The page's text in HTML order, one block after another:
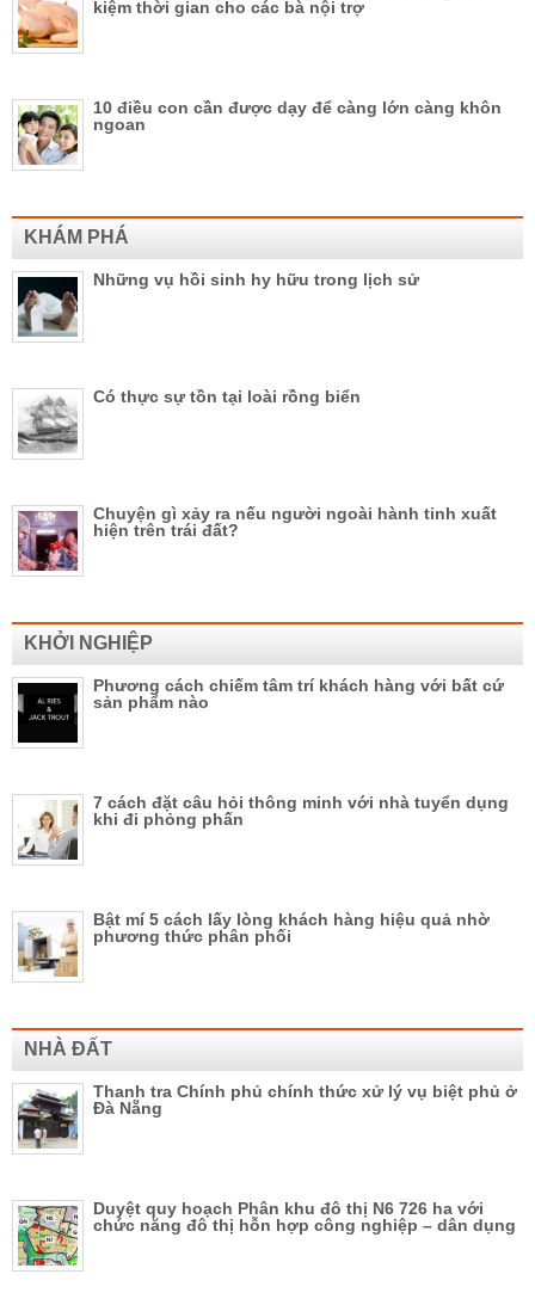
kiệm thời gian cho các bà nội trợ
10 điều con cần được dạy để càng lớn càng khôn
ngoan
KHÁM PHÁ
Những vụ hồi sinh hy hữu trong lịch sử
Có thực sự tồn tại loài rồng biển
Chuyện gì xảy ra nếu người ngoài hành tinh xuất
hiện trên trái đất?
KHỞI NGHIỆP
Phương cách chiếm tâm trí khách hàng với bất cứ
sản phẩm nào
7 cách đặt câu hỏi thông minh với nhà tuyển dụng
khi đi phỏng phấn
Bật mí 5 cách lấy lòng khách hàng hiệu quả nhờ
phương thức phân phối
NHÀ ĐẤT
Thanh tra Chính phủ chính thức xử lý vụ biệt phủ ở
Đà Nẵng
Duyệt quy hoạch Phân khu đô thị N6 726 ha với
chức năng đô thị hỗn hợp công nghiệp – dân dụng